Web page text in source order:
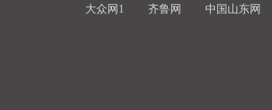
大众网1 齐鲁网 中国山东网